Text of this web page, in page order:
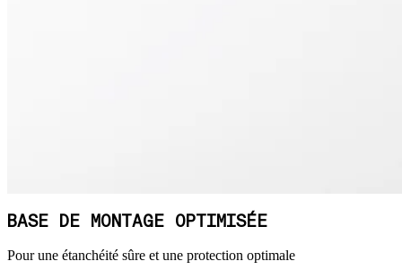
BASE DE MONTAGE OPTIMISÉE
Pour une étanchéité sûre et une protection optimale